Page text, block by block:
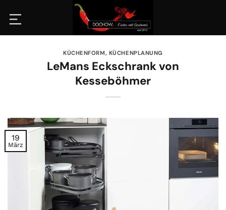
Inhalt
KÜCHENFORM, KÜCHENPLANUNG
LeMans Eckschrank von
Kesseböhmer
19
März